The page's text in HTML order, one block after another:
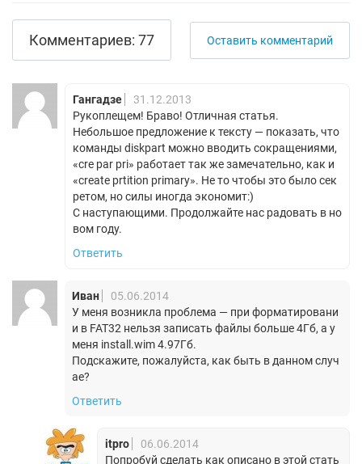
Комментариев: 77 Оставить комментарий
Гангадзе
31.12.2013
Рукоплещем! Браво! Отличная статья.
Небольшое предложение к тексту — показать, что
команды diskpart можно вводить сокращениями,
«cre par pri» работает так же замечательно, как и
«create prtition primary». Не то чтобы это было сек
ретом, но силы иногда экономит:)
С наступающими. Продолжайте нас радовать в но
вом году.
Ответить
Иван
05.06.2014
У меня возникла проблема — при форматировани
и в FAT32 нельзя записать файлы больше 4Гб, а у
меня install.wim 4.97Гб.
Подскажите, пожалуйста, как быть в данном случ
ае?
Ответить
itpro
06.06.2014
Попробуй сделать как описано в этой стать